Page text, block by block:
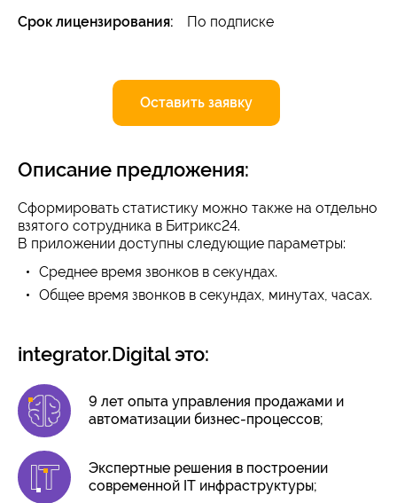
Срок лицензирования: По подписке
Оставить заявку
Описание предложения:
Сформировать статистику можно также на отдельно
взятого сотрудника в Битрикс24.
В приложении доступны следующие параметры:
Среднее время звонков в секундах.
Общее время звонков в секундах, минутах, часах.
integrator.Digital это:
9 лет опыта управления продажами и
автоматизации бизнес-процессов;
Экспертные решения в построении
современной IT инфраструктуры;